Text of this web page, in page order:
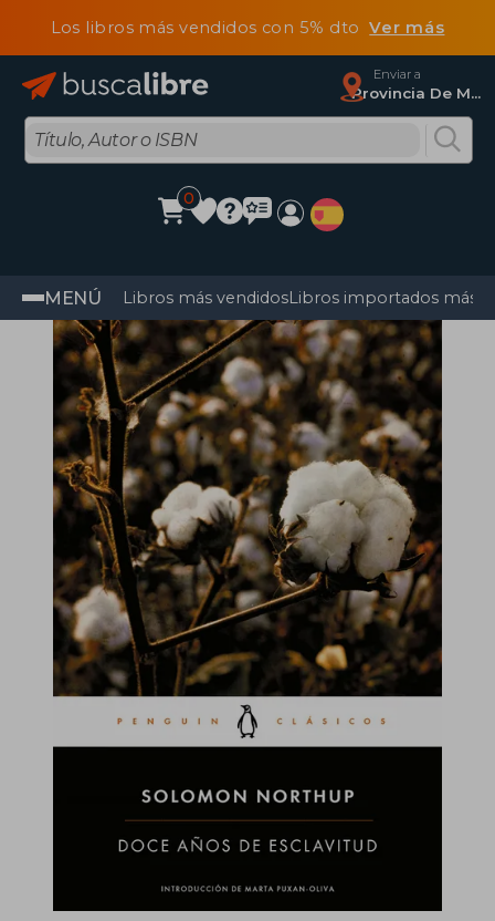
Los libros más vendidos con 5% dtoVer más
Enviar a
Provincia De Madrid
0
MENÚ Libros más vendidosLibros importados más